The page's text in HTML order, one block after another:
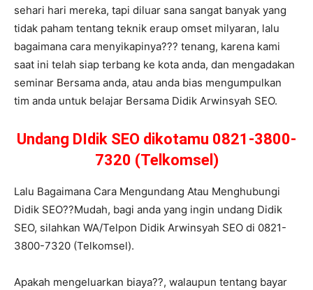
sehari hari mereka, tapi diluar sana sangat banyak yang
tidak paham tentang teknik eraup omset milyaran, lalu
bagaimana cara menyikapinya??? tenang, karena kami
saat ini telah siap terbang ke kota anda, dan mengadakan
seminar Bersama anda, atau anda bias mengumpulkan
tim anda untuk belajar Bersama Didik Arwinsyah SEO.
Undang DIdik SEO dikotamu 0821-3800-
7320 (Telkomsel)
Lalu Bagaimana Cara Mengundang Atau Menghubungi
Didik SEO??Mudah, bagi anda yang ingin undang Didik
SEO, silahkan WA/Telpon Didik Arwinsyah SEO di 0821-
3800-7320 (Telkomsel).
Apakah mengeluarkan biaya??, walaupun tentang bayar